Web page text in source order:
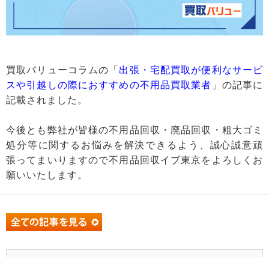
買取バリューコラムの「 出張・宅配買取が便利なサービ
スや引越しの際におすすめの不用品買取業者 」の記事に
記載されました。
今後とも弊社が皆様の不用品回収・廃品回収・粗大ゴミ
処分等に関するお悩みを解決できるよう、誠心誠意頑
張ってまいりますので不用品回収イブ東京をよろしくお
願いいたします。